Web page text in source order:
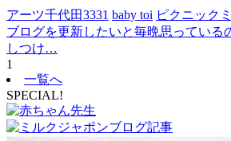
アーツ千代田3331 baby toi ピクニック
ブログを更新したいと毎晩思っている
しつけ…
1
一覧へ
SPECIAL!